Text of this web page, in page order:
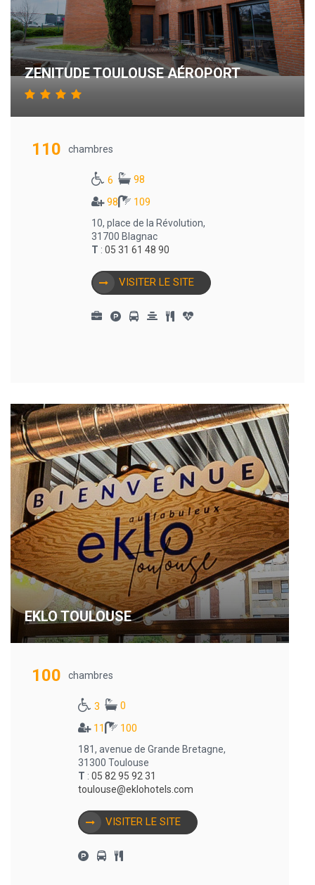
ZENITUDE TOULOUSE AÉROPORT
110 chambres
6
98
98
109
10, place de la Révolution,
31700 Blagnac
T : 05 31 61 48 90
VISITER LE SITE
EKLO TOULOUSE
100 chambres
3
0
11
100
181, avenue de Grande Bretagne,
31300 Toulouse
T : 05 82 95 92 31
toulouse@eklohotels.com
VISITER LE SITE